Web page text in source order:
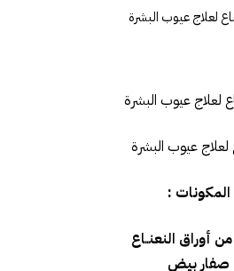
لعلاج عيوب البشرة
المكونات :
أوراق النعنــاع
صفار بيض